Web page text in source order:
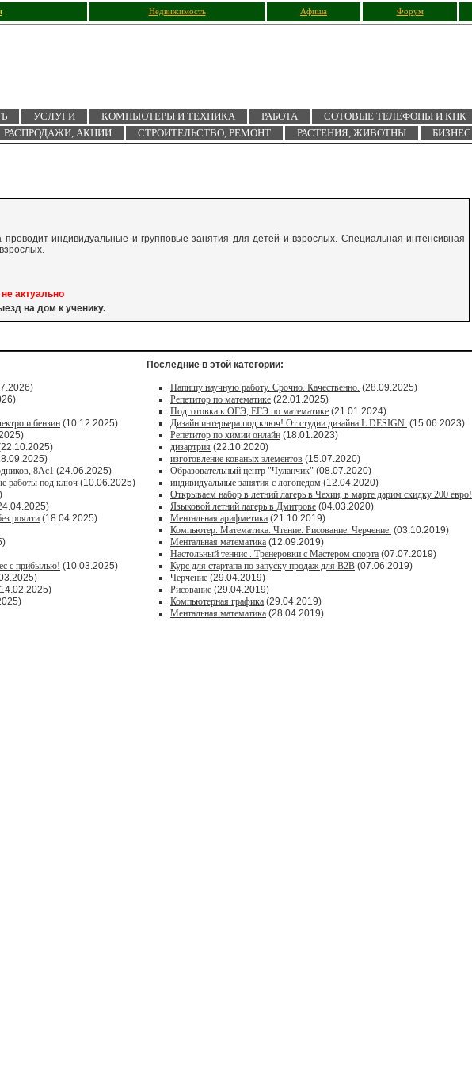
Недвижимость Афиша Форум
УСЛУГИ КОМПЬЮТЕРЫ И ТЕХНИКА РАБОТА СОТОВЫЕ ТЕЛЕФОНЫ И КПК
РАСПРОДАЖИ, АКЦИИ
СТРОИТЕЛЬСТВО, РЕМОНТ РАСТЕНИЯ, ЖИВОТНЫ БИЗНЕС
индивидуальные и групповые занятия для детей и взрослых. Специальная интенсивная
актуально
на дом к ученику.
и бензин (10.12.2025)
8Ас1 (24.06.2025)
работы под ключ (10.06.2025)
роялти (18.04.2025)
с прибылью! (10.03.2025)
Последние в этой категории:
Напишу научную работу. Срочно. Качественно. (28.09.2025)
Репетитор по математике (22.01.2025)
Подготовка к ОГЭ, ЕГЭ по математике (21.01.2024)
Дизайн интерьера под ключ! От студии дизайна L DESIGN. (15.06.2023)
Репетитор по химии онлайн (18.01.2023)
дизартрия (22.10.2020)
изготовление кованых элементов (15.07.2020)
Образовательный центр "Чуланчик" (08.07.2020)
индивидуальные занятия с логопедом (12.04.2020)
Открываем набор в летний лагерь в Чехии, в марте дарим скидку 200 евро!
Языковой летний лагерь в Дмитрове (04.03.2020)
Ментальная арифметика (21.10.2019)
Компьютер. Математика. Чтение. Рисование. Черчение. (03.10.2019)
Ментальная математика (12.09.2019)
Настольный теннис . Тренеровки с Мастером спорта (07.07.2019)
Курс для стартапа по запуску продаж для В2В (07.06.2019)
Черчение (29.04.2019)
Рисование (29.04.2019)
Компьютерная графика (29.04.2019)
Ментальная математика (28.04.2019)